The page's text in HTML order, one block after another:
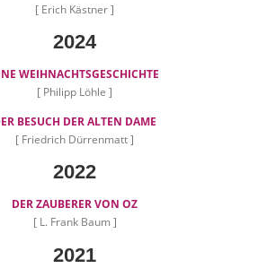
[ Erich Kästner ]
2024
WEIHNACHTSGESCHICHTE
[ Philipp Löhle ]
BESUCH DER ALTEN DAME
[ Friedrich Dürrenmatt ]
2022
DER ZAUBERER VON OZ
[ L. Frank Baum ]
2021